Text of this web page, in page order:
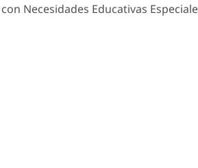
Necesidades Educativas